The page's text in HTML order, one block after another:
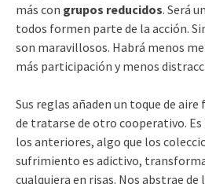
más con grupos reducidos. Será
todos formen parte de la acción.
son maravillosos. Habrá menos
más participación y menos
Sus reglas añaden un toque de aire
de tratarse de otro cooperativo.
los anteriores, algo que los
sufrimiento es adictivo,
cualquiera en risas. Nos abstrae